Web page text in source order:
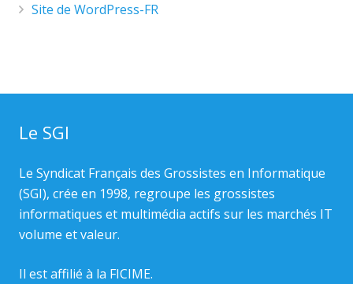
Site de WordPress-FR
Le SGI
Le Syndicat Français des Grossistes en Informatique
(SGI), crée en 1998, regroupe les grossistes
informatiques et multimédia actifs sur les marchés IT
volume et valeur.
Il est affilié à la FICIME.